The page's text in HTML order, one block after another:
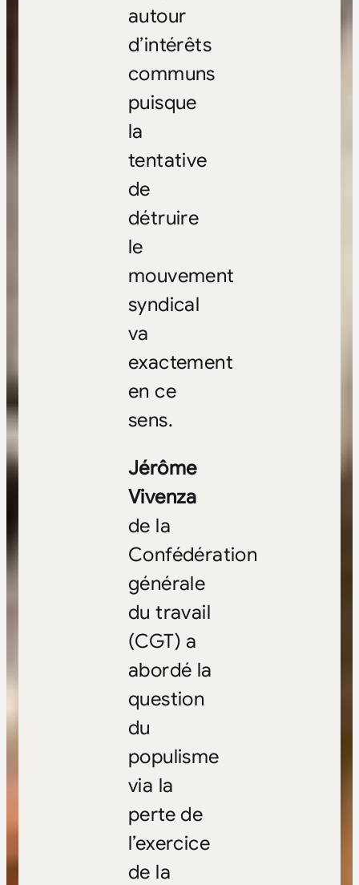
autour
d’intérêts
communs
puisque
la
tentative
de
détruire
le
mouvement
syndical
va
exactement
en ce
sens.
Jérôme
Vivenza
de la
Confédération
générale
du travail
(CGT) a
abordé la
question
du
populisme
via la
perte de
l’exercice
de la